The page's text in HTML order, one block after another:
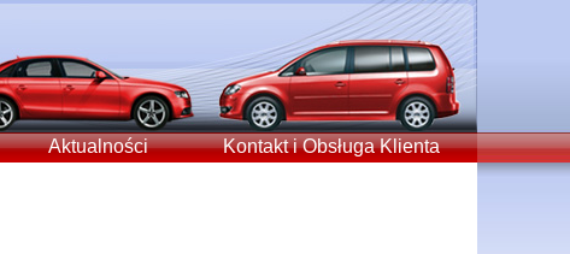
Aktualności Kontakt i Obsługa Klienta